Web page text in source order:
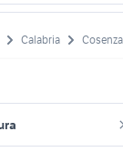
Calabria